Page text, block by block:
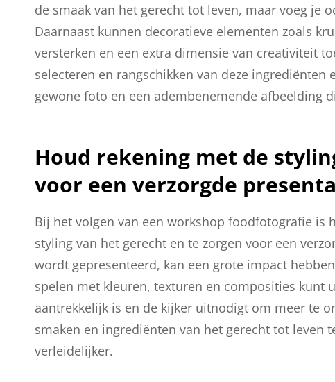
de smaak van het gerecht tot leven, maar voeg je
Daarnaast kunnen decoratieve elementen zoals
versterken en een extra dimensie van creativiteit
selecteren en rangschikken van deze
gewone foto en een adembenemende afbeelding
Houd rekening met de
voor een verzorgde
Bij het volgen van een workshop foodfotografie is
styling van het gerecht en te zorgen voor een
wordt gepresenteerd, kan een grote impact
spelen met kleuren, texturen en composities kunt
aantrekkelijk is en de kijker uitnodigt om meer te
smaken en ingrediënten van het gerecht tot leven
verleidelijker.